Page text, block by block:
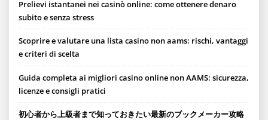
Prelievi istantanei nei casinò online: come ottenere denaro
subito e senza stress
Scoprire e valutare una lista casino non aams: rischi, vantaggi
e criteri di scelta
Guida completa ai migliori casino online non AAMS: sicurezza,
licenze e consigli pratici
初心者から上級者まで知っておきたい最新のブックメーカー攻略